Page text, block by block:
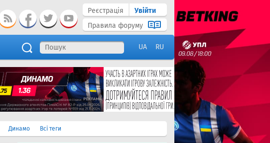
Реєстрація
Увійти
Правила форуму
UA RU
Динамо Всі теги